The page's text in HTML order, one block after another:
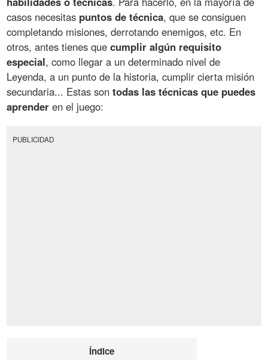
casos necesitas puntos de técnica, que se consiguen
completando misiones, derrotando enemigos, etc. En
otros, antes tienes quecumplir algún requisito
especial, como llegar a un determinado nivel de
Leyenda, a un punto de la historia, cumplir cierta misión
secundaria... Estas sontodas las técnicas que puedes
aprender en el juego:
PUBLICIDAD
Índice